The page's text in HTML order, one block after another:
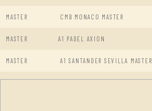
MASTER CMB MONACO MASTER
MASTER A1 PADEL AXION
MASTER A1 SANTANDER SEVILLA MASTER